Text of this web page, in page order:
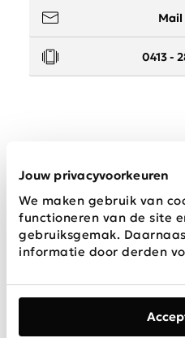
Jouw privacyvoorkeuren
We maken gebruik van
functioneren van de site
gebruiksgemak.
informatie door derden
Mail
0413 -
Wij zijn Schijvens mode